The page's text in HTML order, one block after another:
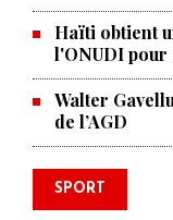
Haïti obtient
l'ONUDI pour
Walter
de l’AGD
SPORT
Le